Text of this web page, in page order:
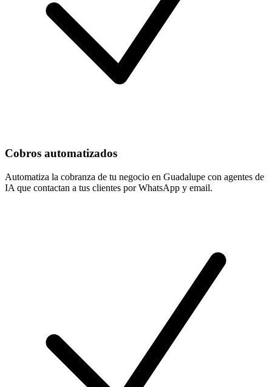
Cobros automatizados
Automatiza la cobranza de tu negocio en Guadalupe con agentes de
IA que contactan a tus clientes por WhatsApp y email.